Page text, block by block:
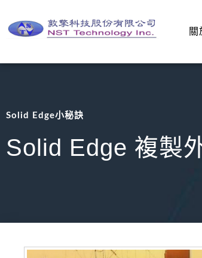
關
Solid Edge小秘訣
Solid Edge 複製